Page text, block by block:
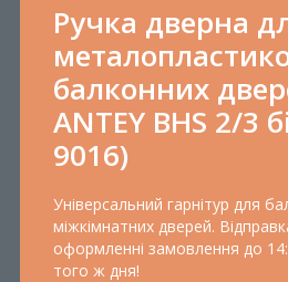
Ручка дверна
балконних
ANTEY BHS 2/3
9016)
Універсальний гарнітур для
міжкімнатних дверей.
оформленні замовлення до
того ж дня!